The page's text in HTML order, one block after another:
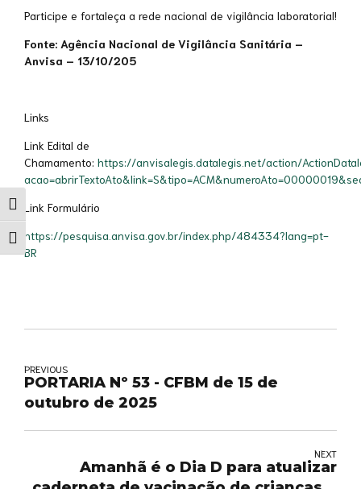
Alternar alto contraste
Alternar tamanho da fonte
Participe e fortaleça a rede nacional de vigilância laboratorial!
Fonte: Agência Nacional de Vigilância Sanitária –
Anvisa – 13/10/205
Links
Link Edital de
Chamamento: https://anvisalegis.datalegis.net/action/
Link Formulário
https://pesquisa.anvisa.gov.br/index.php/484334?lang=pt-
BR
PREVIOUS
PORTARIA Nº 53 - CFBM de 15 de
outubro de 2025
NEXT
Amanhã é o Dia D para atualizar